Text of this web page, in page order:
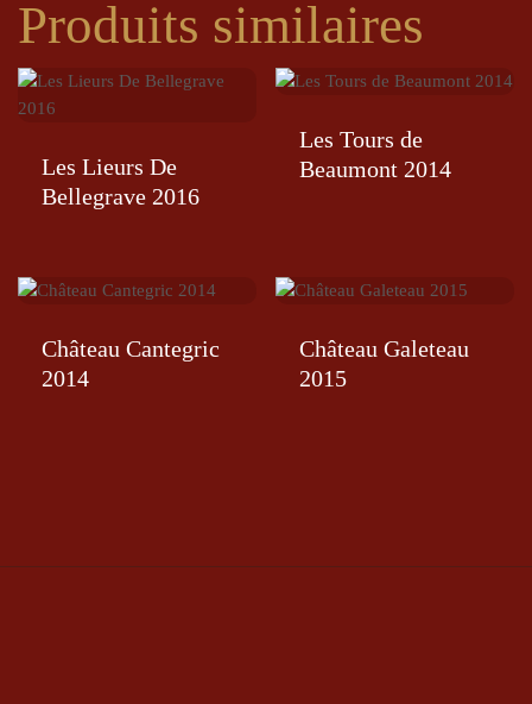
Produits similaires
Les Lieurs De
Bellegrave 2016
Les Tours de
Beaumont 2014
Château Cantegric
2014
Château Galeteau
2015